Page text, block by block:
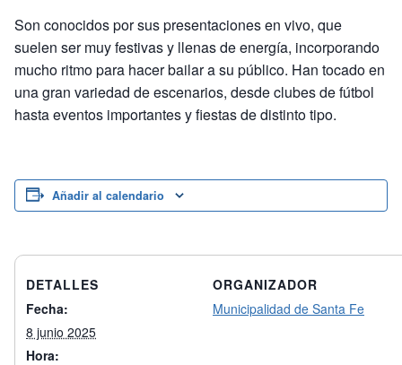
Son conocidos por sus presentaciones en vivo, que
suelen ser muy festivas y llenas de energía, incorporando
mucho ritmo para hacer bailar a su público. Han tocado en
una gran variedad de escenarios, desde clubes de fútbol
hasta eventos importantes y fiestas de distinto tipo.
Añadir al calendario
DETALLES
Fecha:
8 junio 2025
Hora:
ORGANIZADOR
Municipalidad de Santa Fe